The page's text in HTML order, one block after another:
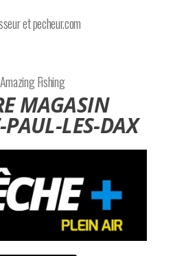
et pecheur.com
Amazing Fishing
MAGASIN
LES-DAX